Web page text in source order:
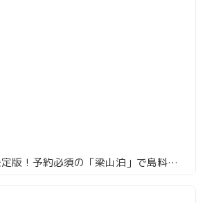
八丈島グルメの決定版！予約必須の「梁山泊」で島料理を堪能！